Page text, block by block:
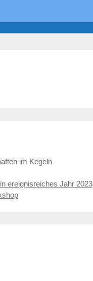
im Kegeln
ereignisreiches Jahr 2023